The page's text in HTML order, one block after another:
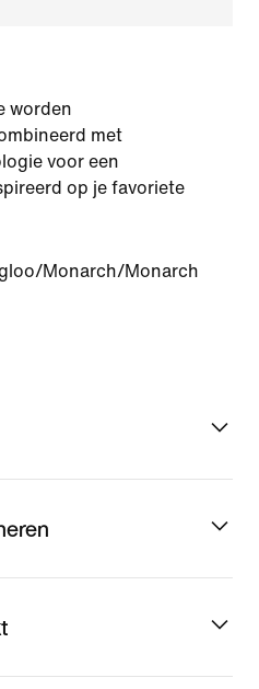
worden
met
voor een
op je favoriete
Monarch/Monarch